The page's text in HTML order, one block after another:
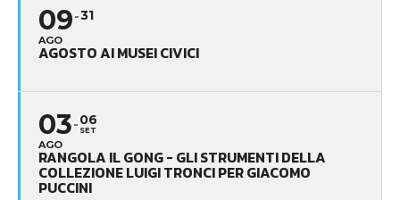
09
AGO
31
AGOSTO AI MUSEI CIVICI
03
AGO
06
SET
RANGOLA IL GONG - GLI STRUMENTI DELLA
COLLEZIONE LUIGI TRONCI PER GIACOMO
PUCCINI